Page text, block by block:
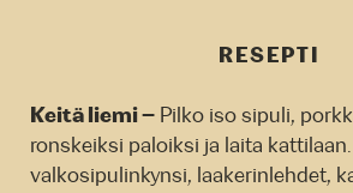
RESEPTI
Keitä liemi – Pilko iso sipuli,
ronskeiksi paloiksi ja laita
valkosipulinkynsi, laakerinlehdet,